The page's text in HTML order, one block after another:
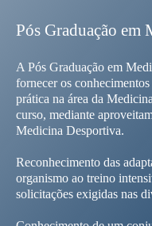
Pós Graduação
A Pós Graduação em
fornecer os
prática na área da
curso, mediante
Medicina Desportiva.
Reconhecimento das
organismo ao treino
solicitações exigidas nas